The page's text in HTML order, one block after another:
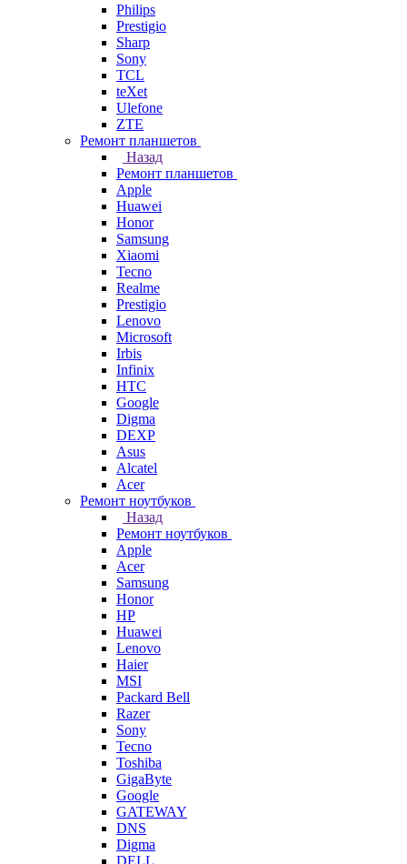
Philips
Prestigio
Sharp
Sony
TCL
teXet
Ulefone
ZTE
Ремонт планшетов
Назад
Ремонт планшетов
Apple
Huawei
Honor
Samsung
Xiaomi
Tecno
Realme
Prestigio
Lenovo
Microsoft
Irbis
Infinix
HTC
Google
Digma
DEXP
Asus
Alcatel
Acer
Ремонт ноутбуков
Назад
Ремонт ноутбуков
Apple
Acer
Samsung
Honor
HP
Huawei
Lenovo
Haier
MSI
Packard Bell
Razer
Sony
Tecno
Toshiba
GigaByte
Google
GATEWAY
DNS
Digma
DELL